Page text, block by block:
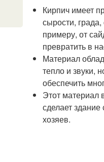
Кирпич имеет
сырости,
примеру, от
превратить в
Материал
тепло и звуки,
обеспечить
Этот материал
сделает
хозяев.